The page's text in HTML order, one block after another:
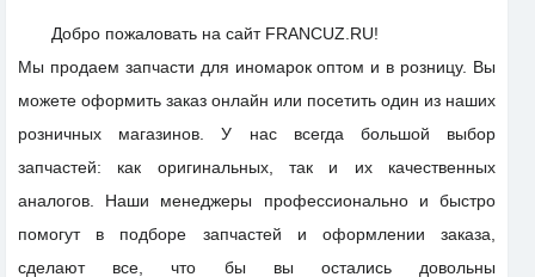
Добро пожаловать на сайт FRANCUZ.RU!
Мы продаем запчасти для иномарок оптом и в розницу. Вы
можете оформить заказ онлайн или посетить один из наших
розничных магазинов. У нас всегда большой выбор
запчастей: как оригинальных, так и их качественных
аналогов. Наши менеджеры профессионально и быстро
помогут в подборе запчастей и оформлении заказа,
сделают все, что бы вы остались довольны